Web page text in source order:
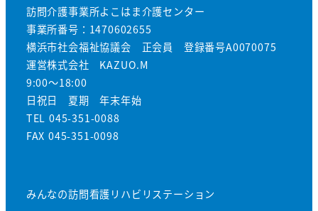
訪問介護事業所よこはま介護センター
事業所番号：1470602655
横浜市社会福祉協議会 正会員 登録番号A0070075
運営株式会社 KAZUO.M
9:00～18:00
日祝日 夏期 年末年始
TEL 045-351-0088
FAX 045-351-0098
みんなの訪問看護リハビリステーション